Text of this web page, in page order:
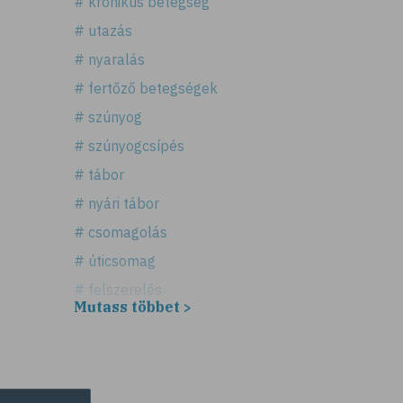
# utazás
# nyaralás
# fertőző betegségek
# szúnyog
# szúnyogcsípés
# tábor
# nyári tábor
# csomagolás
# úticsomag
# felszerelés
Mutass többet >